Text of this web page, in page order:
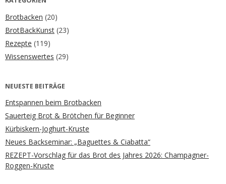
Brotbacken (20)
BrotBackKunst (23)
Rezepte (119)
Wissenswertes (29)
NEUESTE BEITRÄGE
Entspannen beim Brotbacken
Sauerteig Brot & Brötchen für Beginner
Kürbiskern-Joghurt-Kruste
Neues Backseminar: „Baguettes & Ciabatta“
REZEPT-Vorschlag für das Brot des Jahres 2026: Champagner-
Roggen-Kruste